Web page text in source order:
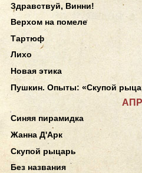
Здравствуй, Винни!
Верхом на помеле
Тартюф
Лихо
Новая этика
Пушкин. Опыты: «Скупой
Синяя пирамидка
Жанна Д'Арк
Скупой рыцарь
Без названия